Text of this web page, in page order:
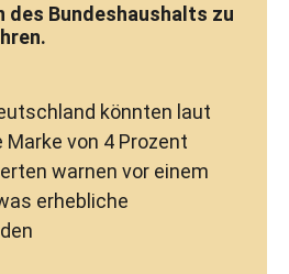
des Bundeshaushalts zu
könnten laut
Marke von 4 Prozent
warnen vor einem
erhebliche